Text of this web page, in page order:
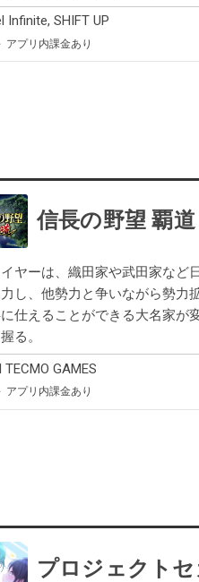
Infinite, SHIFT UP
アプリ内課金あり
信長の野望 覇道
ヤーは、織田家や武田家など
し、他勢力と争いながら勢力
仕えることができる大名家が
る。
TECMO GAMES
アプリ内課金あり
プロジェクト